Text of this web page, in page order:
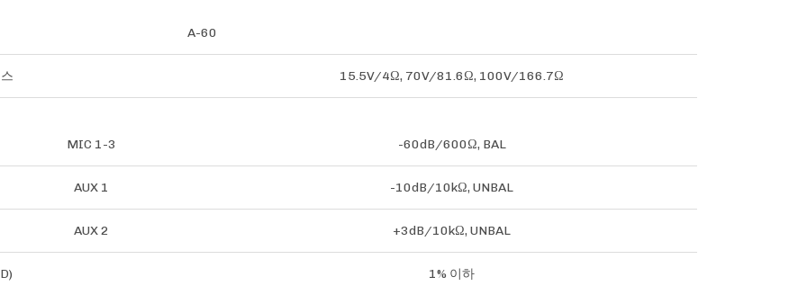
A-60
15.5V/4Ω, 70V/81.6Ω, 100V/166.7Ω
MIC 1-3
-60dB/600Ω, BAL
AUX 1 -10dB/10kΩ, UNBAL
AUX 2 +3dB/10kΩ, UNBAL
1% 이하